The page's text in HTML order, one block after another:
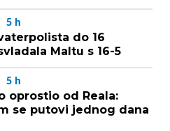
5 h
do 16
Maltu s 16-5
5 h
oprostio od Reala:
se putovi jednog dana